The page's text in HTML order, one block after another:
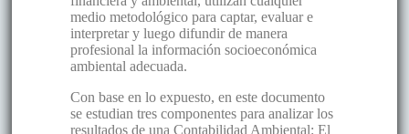
medio metodológico para captar, evaluar e
interpretar y luego difundir de manera
profesional la información socioeconómica
ambiental adecuada.
Con base en lo expuesto, en este documento
se estudian tres componentes para analizar los
resultados de una Contabilidad Ambiental: El